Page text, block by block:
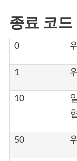
종료 코드
0
1
10
50